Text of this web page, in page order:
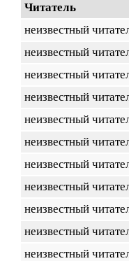
Читатель
неизвестный
неизвестный
неизвестный
неизвестный
неизвестный
неизвестный
неизвестный
неизвестный
неизвестный
неизвестный
неизвестный